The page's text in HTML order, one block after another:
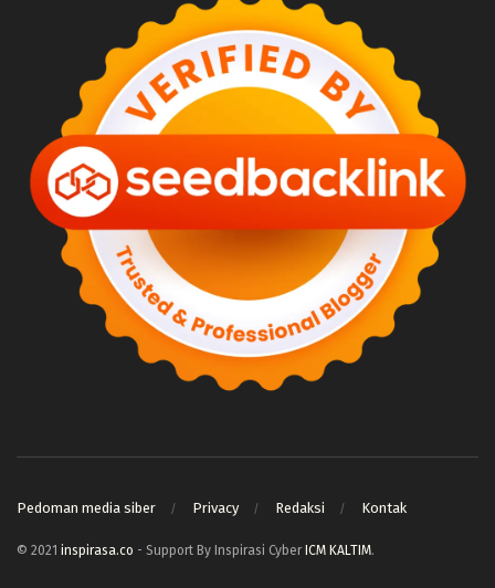
Pedoman media siber Privacy Redaksi Kontak
© 2021 inspirasa.co - Support By Inspirasi Cyber ICM KALTIM.